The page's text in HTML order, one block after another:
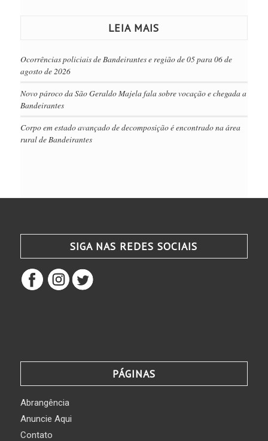
LEIA MAIS
Ocorrências policiais de Bandeirantes e região de 05 para 06 de
agosto de 2026
Novo pároco da São Geraldo Majela fala sobre vocação e chegada a
Bandeirantes
Corpo em estado avançado de decomposição é encontrado na área
rural de Bandeirantes
SIGA NAS REDES SOCIAIS
PÁGINAS
Abrangência
Anuncie Aqui
Contato